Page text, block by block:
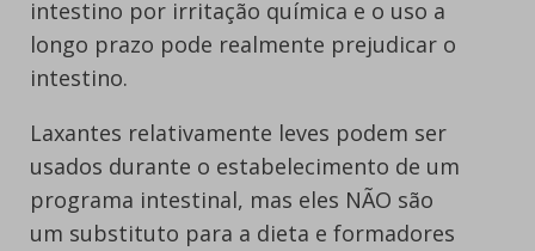
intestino por irritação química e o uso a
longo prazo pode realmente prejudicar o
intestino.
Laxantes relativamente leves podem ser
usados durante o estabelecimento de um
programa intestinal, mas eles NÃO são
um substituto para a dieta e formadores